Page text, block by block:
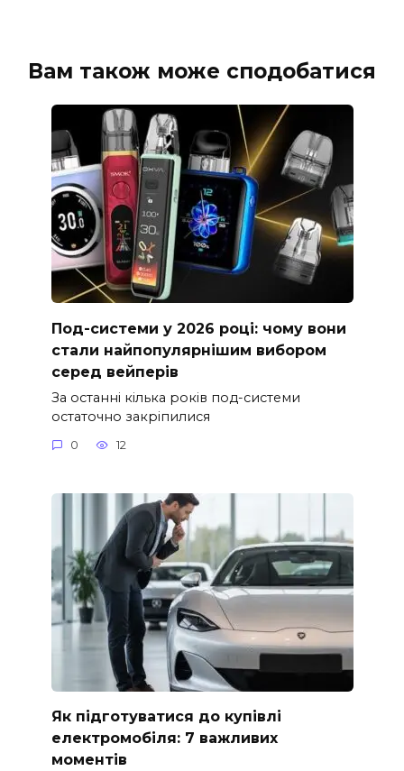
Вам також може сподобатися
Под-системи у 2026 році: чому вони
стали найпопулярнішим вибором
серед вейперів
За останні кілька років под-системи
остаточно закріпилися
0 12
Як підготуватися до купівлі
електромобіля: 7 важливих
моментів